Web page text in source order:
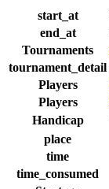
start_at
end_at
Tournaments
tournament_detail
Players
Players
Handicap
place
time
time_consumed